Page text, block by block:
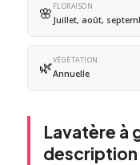
🌸 FLORAISON
Juillet, août,
🌿VÉGÉTATION
Annuelle
Lavatère à